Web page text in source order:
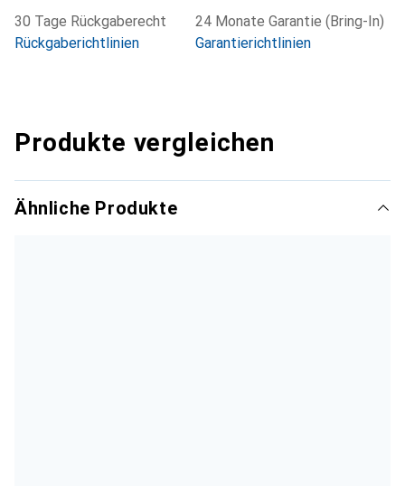
30 Tage Rückgaberecht
Rückgaberichtlinien
24 Monate Garantie (Bring-In)
Garantierichtlinien
Produkte vergleichen
Ähnliche Produkte